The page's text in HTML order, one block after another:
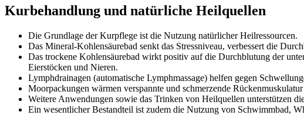
Kurbehandlung und natürliche Heilquellen
Die Grundlage der Kurpflege ist die Nutzung natürlicher Heilressourcen.
Das Mineral-Kohlensäurebad senkt das Stressniveau, verbessert die
Das trockene Kohlensäurebad wirkt positiv auf die Durchblutung der
Eierstöcken und Nieren.
Lymphdrainagen (automatische Lymphmassage) helfen gegen
Moorpackungen wärmen verspannte und schmerzende
Weitere Anwendungen sowie das Trinken von Heilquellen unterstützen
Ein wesentlicher Bestandteil ist zudem die Nutzung von Schwimmbad,